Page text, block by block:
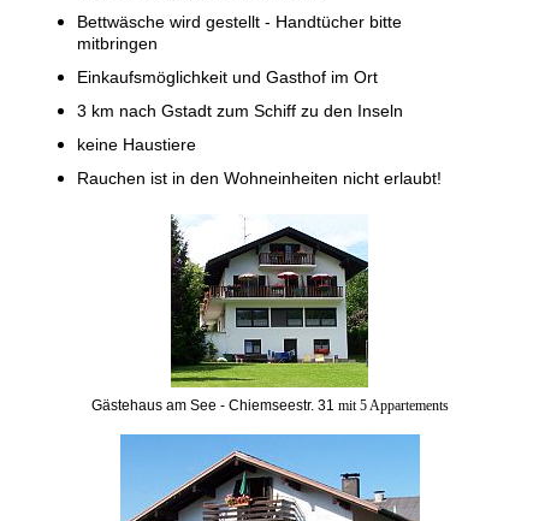
Bettwäsche wird gestellt - Handtücher bitte
mitbringen
Einkaufsmöglichkeit und Gasthof im Ort
3 km nach Gstadt zum Schiff zu den Inseln
keine Haustiere
Rauchen ist in den Wohneinheiten nicht erlaubt!
Gästehaus am See - Chiemseestr. 31 mit 5 Appartements